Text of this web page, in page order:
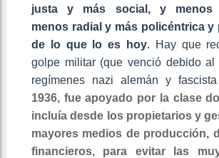
justa y más social, y menos
menos radial y más policéntrica y
de lo que lo es hoy. Hay que
golpe militar (que venció debido
regímenes nazi alemán y
1936, fue apoyado por la clase
incluía desde los propietarios y
mayores medios de producción,
financieros, para evitar las